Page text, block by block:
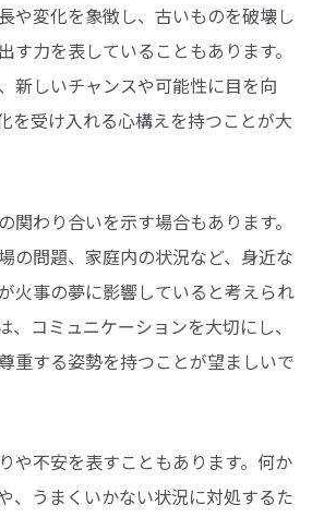
や変化を象徴し、古いものを破壊し
す力を表していることもあります。
新しいチャンスや可能性に目を向
を受け入れる心構えを持つことが大
関わり合いを示す場合もあります。
の問題、家庭内の状況など、身近な
火事の夢に影響していると考えられ
、コミュニケーションを大切にし、
重する姿勢を持つことが望ましいで
や不安を表すこともあります。何か
、うまくいかない状況に対処するた